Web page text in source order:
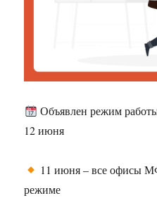
Объявлен режим
12 июня
11 июня – все офисы
режиме